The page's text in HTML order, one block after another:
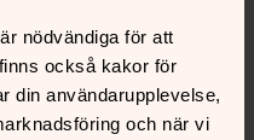
nödvändiga för att
också kakor för
din användarupplevelse,
och när vi
församling